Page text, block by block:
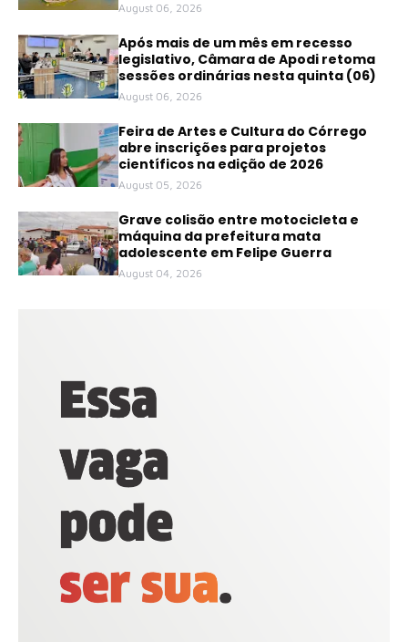
August 06, 2026
Após mais de um mês em recesso
legislativo, Câmara de Apodi retoma
sessões ordinárias nesta quinta (06)
August 06, 2026
Feira de Artes e Cultura do Córrego
abre inscrições para projetos
científicos na edição de 2026
August 05, 2026
Grave colisão entre motocicleta e
máquina da prefeitura mata
adolescente em Felipe Guerra
August 04, 2026